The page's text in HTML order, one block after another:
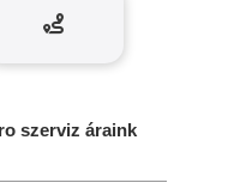
szerviz áraink